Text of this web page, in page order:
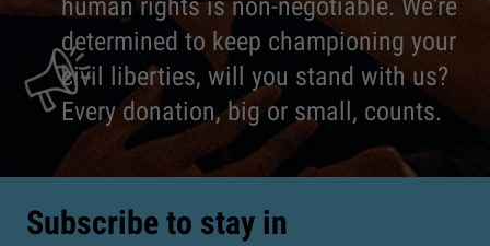
human rights is non-negotiable. We're
determined to keep championing your
civil liberties, will you stand with us?
Every donation, big or small, counts.
Subscribe to stay in